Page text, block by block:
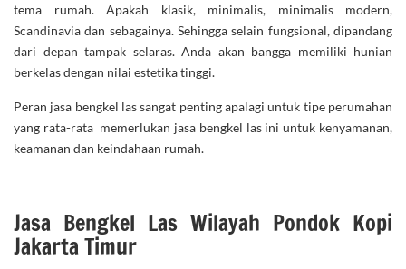
tema rumah. Apakah klasik, minimalis, minimalis modern,
Scandinavia dan sebagainya. Sehingga selain fungsional, dipandang
dari depan tampak selaras. Anda akan bangga memiliki hunian
berkelas dengan nilai estetika tinggi.
Peran jasa bengkel las sangat penting apalagi untuk tipe perumahan
yang rata-rata memerlukan jasa bengkel las ini untuk kenyamanan,
keamanan dan keindahaan rumah.
Jasa Bengkel Las Wilayah Pondok Kopi
Jakarta Timur